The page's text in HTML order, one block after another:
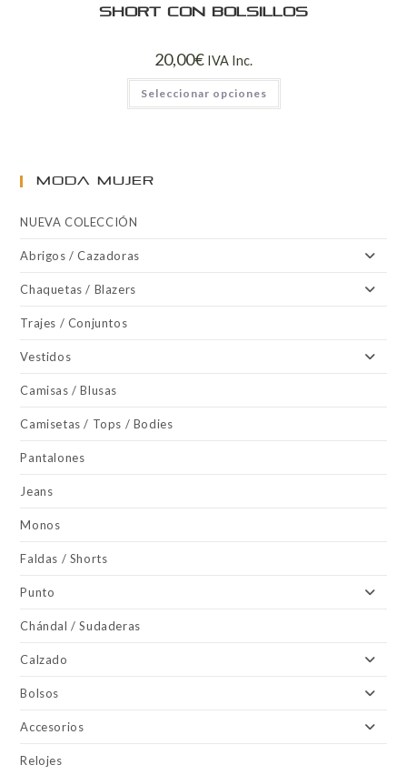
Short con bolsillos
20,00€ IVA Inc.
Seleccionar opciones
MODA MUJER
NUEVA COLECCIÓN
Abrigos / Cazadoras
Chaquetas / Blazers
Trajes / Conjuntos
Vestidos
Camisas / Blusas
Camisetas / Tops / Bodies
Pantalones
Jeans
Monos
Faldas / Shorts
Punto
Chándal / Sudaderas
Calzado
Bolsos
Accesorios
Relojes